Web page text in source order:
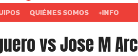
QUIÉNES SOMOS +INFO
vs Jose M